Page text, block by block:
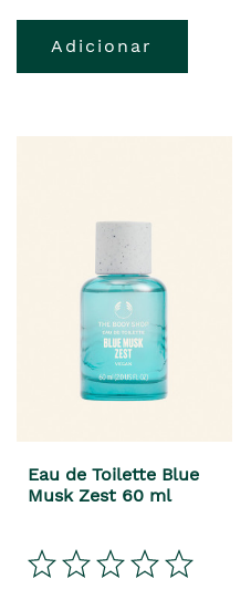
Adicionar
Eau de Toilette Blue
Musk Zest 60 ml